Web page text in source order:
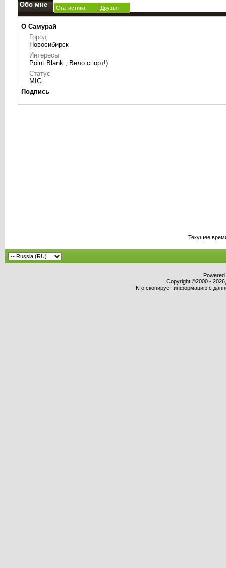
Обо мне Статистика Друзья
О Caмурaй
Город
Новосибирск
Интересы
Point Blank , Вело спорт!)
Статус
MIG
Подпись
Текущее
Copyright ©2000 -
Кто скопирует информацию с